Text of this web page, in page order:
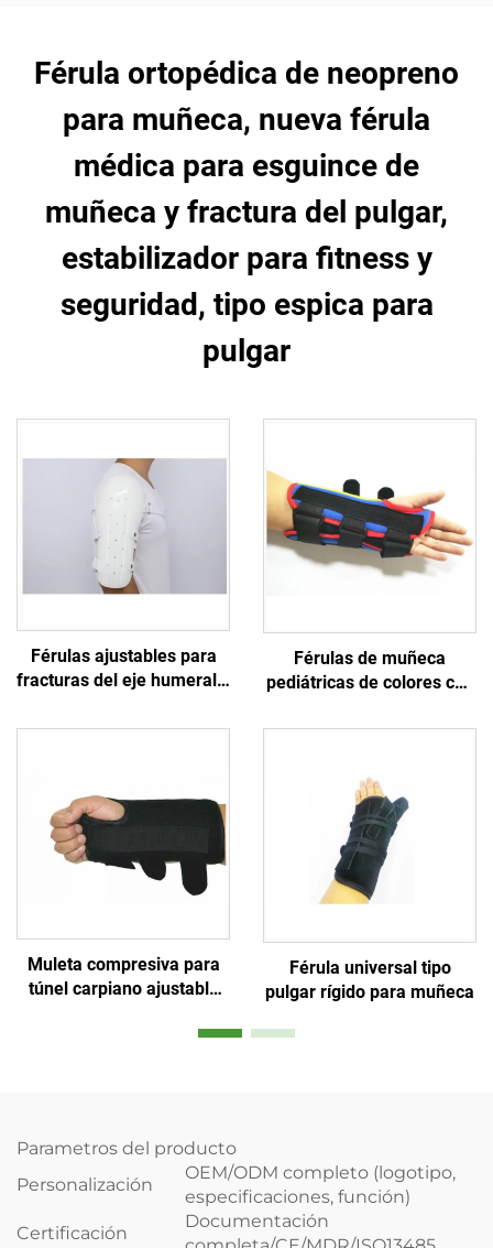
Férula ortopédica de neopreno
para muñeca, nueva férula
médica para esguince de
muñeca y fractura del pulgar,
estabilizador para fitness y
seguridad, tipo espica para
pulgar
Férulas ajustables para
fracturas del eje humeral y
brazo superior y hombro
Férulas de muñeca
pediátricas de colores con
para niños / pequeños /
Muleta compresiva para
túnel carpiano ajustable
Férula universal tipo
pulgar rígido para muñeca
Parametros del producto
Personalización
OEM/ODM completo (logotipo,
especificaciones, función)
Certificación
Documentación